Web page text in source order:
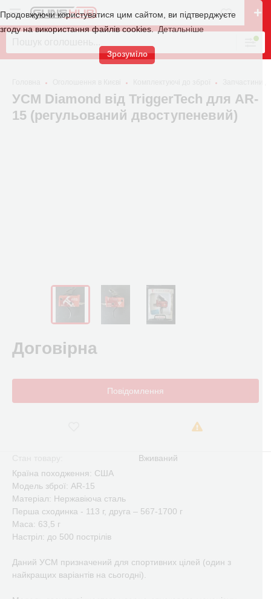
Продовжуючи користуватися цим сайтом, ви підтверджуєте
згоду на використання файлів cookies.
Детальніше
Зрозуміло
УСМ Diamond від TriggerTech для AR-
15 (регульований двоступеневий)
Договірна
Повідомлення
Вживаний
Країна походження: США
Модель зброї: AR-15
Матеріал: Нержавіюча сталь
Перша сходинка - 113 г, друга – 567-1700 г
Маса: 63,5 г
Настріл: до 500 пострілів
Даний УСМ призначений для спортивних цілей (один з
найкращих варіантів на сьогодні).